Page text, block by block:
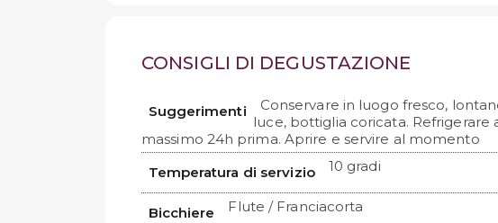
CONSIGLI DI DEGUSTAZIONE
Suggerimenti
Conservare in luogo fresco,
luce, bottiglia coricata. Refrigerare
massimo 24h prima. Aprire e servire al momento
Temperatura di servizio
10 gradi
Bicchiere Flute / Franciacorta